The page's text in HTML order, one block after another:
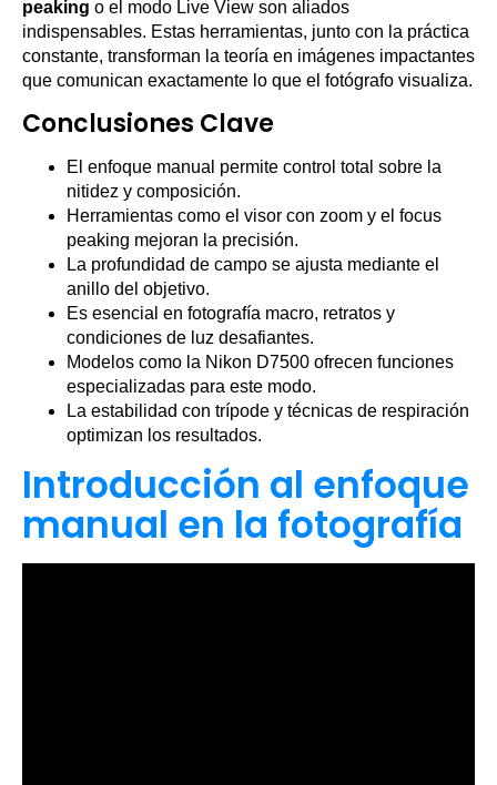
peaking o el modo Live View son aliados
indispensables. Estas herramientas, junto con la práctica
constante, transforman la teoría en imágenes impactantes
que comunican exactamente lo que el fotógrafo visualiza.
Conclusiones Clave
El enfoque manual permite control total sobre la
nitidez y composición.
Herramientas como el visor con zoom y el focus
peaking mejoran la precisión.
La profundidad de campo se ajusta mediante el
anillo del objetivo.
Es esencial en fotografía macro, retratos y
condiciones de luz desafiantes.
Modelos como la Nikon D7500 ofrecen funciones
especializadas para este modo.
La estabilidad con trípode y técnicas de respiración
optimizan los resultados.
Introducción al enfoque
manual en la fotografía